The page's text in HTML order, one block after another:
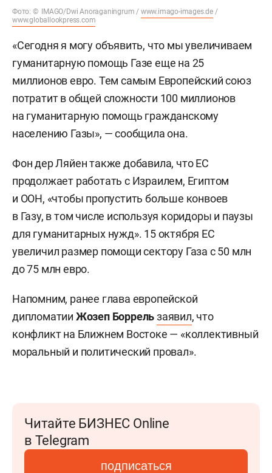
Фото: © IMAGO/Dwi Anoraganingrum / www.imago-images.de /
www.globallookpress.com
«Сегодня я могу объявить, что мы увеличиваем
гуманитарную помощь Газе еще на 25
миллионов евро. Тем самым Европейский союз
потратит в общей сложности 100 миллионов
на гуманитарную помощь гражданскому
населению Газы», — сообщила она.
Фон дер Ляйен также добавила, что ЕС
продолжает работать с Израилем, Египтом
и ООН, «чтобы пропустить больше конвоев
в Газу, в том числе используя коридоры и паузы
для гуманитарных нужд». 15 октября ЕС
увеличил размер помощи сектору Газа с 50 млн
до 75 млн евро.
Напомним, ранее глава европейской
дипломатии Жозеп Боррельзаявил, что
конфликт на Ближнем Востоке — «коллективный
моральный и политический провал».
Читайте БИЗНЕС Online
в Telegram
подписаться